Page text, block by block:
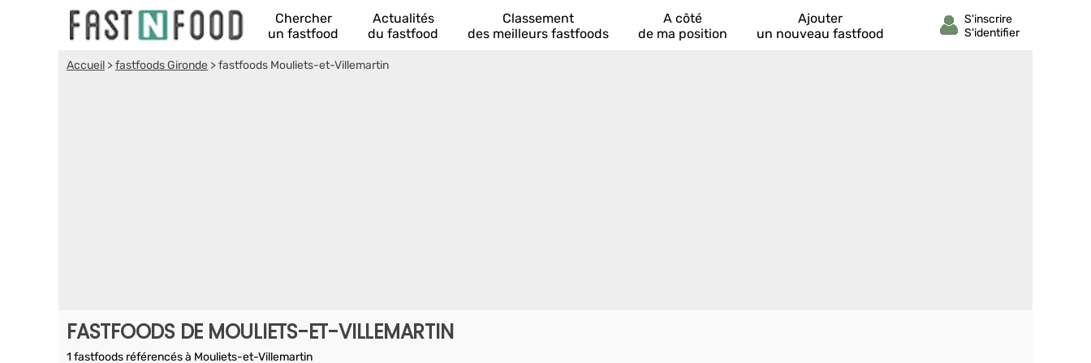
Chercher
un fastfood
Actualités
du fastfood
Classement
des meilleurs fastfoods
A côté
de ma position
Ajouter
un nouveau fastfood
Accueil >fastfoods Gironde >fastfoods Mouliets-et-Villemartin
FASTFOODS DE MOULIETS-ET-VILLEMARTIN
1 fastfoods référencés à Mouliets-et-Villemartin